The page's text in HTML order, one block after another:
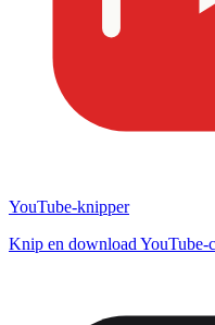
YouTube-knipper
Knip en download